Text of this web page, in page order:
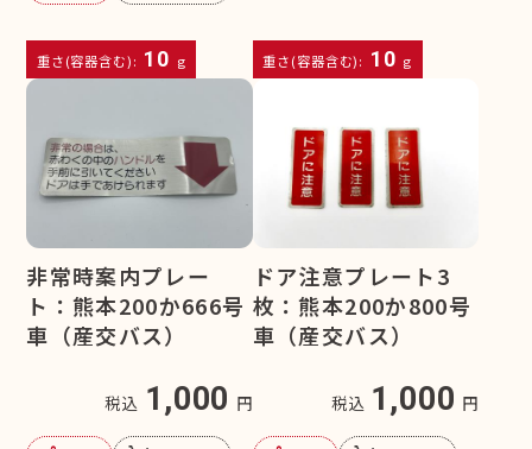
重さ(容器含む): 10 g 重さ(容器含む): 10 g
非常時案内プレー
ト：熊本200か666号
車（産交バス）
税込 1,000 円
ドア注意プレート3
枚：熊本200か800号
車（産交バス）
税込 1,000 円